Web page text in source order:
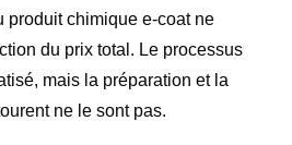
produit chimique e-coat ne
du prix total. Le processus
mais la préparation et la
ne le sont pas.